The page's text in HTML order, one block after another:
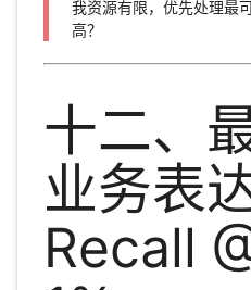
我资源有限，优先处理最
高？
十二、
业务表达
Recall